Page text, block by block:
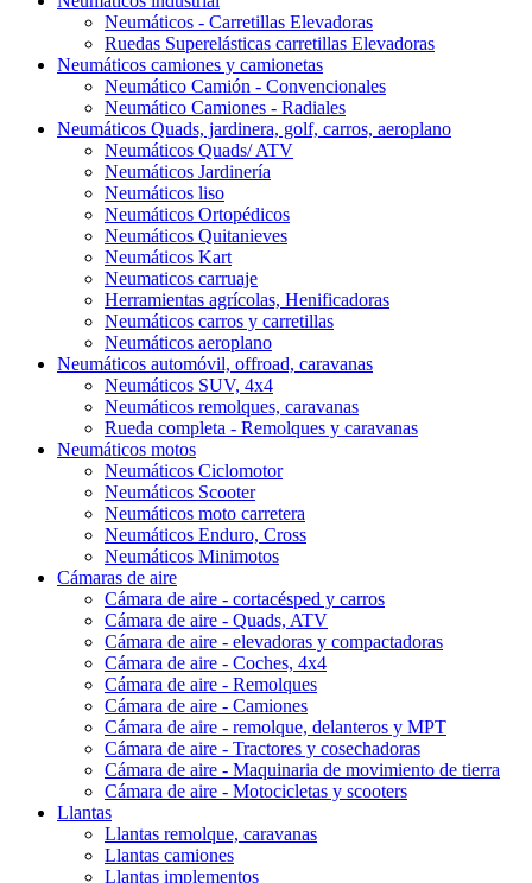
Neumáticos - Carretillas Elevadoras
Ruedas Superelásticas carretillas Elevadoras
Neumáticos camiones y camionetas
Neumático Camión - Convencionales
Neumático Camiones - Radiales
Neumáticos Quads, jardinera, golf, carros, aeroplano
Neumáticos Quads/ ATV
Neumáticos Jardinería
Neumáticos liso
Neumáticos Ortopédicos
Neumáticos Quitanieves
Neumáticos Kart
Neumaticos carruaje
Herramientas agrícolas, Henificadoras
Neumáticos carros y carretillas
Neumáticos aeroplano
Neumáticos automóvil, offroad, caravanas
Neumáticos SUV, 4x4
Neumáticos remolques, caravanas
Rueda completa - Remolques y caravanas
Neumáticos motos
Neumáticos Ciclomotor
Neumáticos Scooter
Neumáticos moto carretera
Neumáticos Enduro, Cross
Neumáticos Minimotos
Cámaras de aire
Cámara de aire - cortacésped y carros
Cámara de aire - Quads, ATV
Cámara de aire - elevadoras y compactadoras
Cámara de aire - Coches, 4x4
Cámara de aire - Remolques
Cámara de aire - Camiones
Cámara de aire - remolque, delanteros y MPT
Cámara de aire - Tractores y cosechadoras
Cámara de aire - Maquinaria de movimiento de tierra
Cámara de aire - Motocicletas y scooters
Llantas
Llantas remolque, caravanas
Llantas camiones
Llantas implementos